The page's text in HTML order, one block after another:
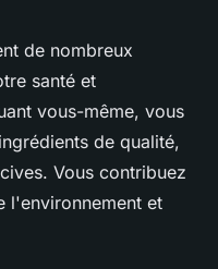
de nombreux
santé et
vous-même, vous
de qualité,
Vous contribuez
l'environnement et